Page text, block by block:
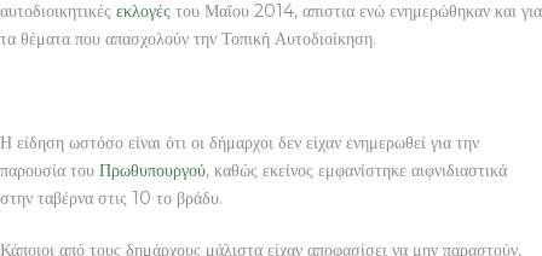
αυτοδιοικητικές εκλογές του Μαΐου 2014, απιστια ενώ ενημερώθηκαν και για
τα θέματα που απασχολούν την Τοπική Αυτοδιοίκηση.
Η είδηση ωστόσο είναι ότι οι δήμαρχοι δεν είχαν ενημερωθεί για την
παρουσία του Πρωθυπουργού, καθώς εκείνος εμφανίστηκε αιφνιδιαστικά
στην ταβέρνα στις 10 το βράδυ.
Κάποιοι από τους δημάρχους μάλιστα είχαν αποφασίσει να μην παραστούν,